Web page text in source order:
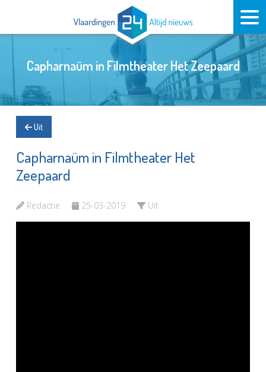
Capharnaüm in Filmtheater Het Zeepaard
Uit
Capharnaüm in Filmtheater Het
Zeepaard
Redactie 25-03-2019 Uit